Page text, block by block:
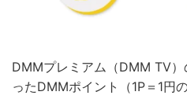
DMMプレミアム（DMM TV）
ったDMMポイント（1P＝1円